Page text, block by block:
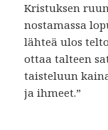
Kristuksen
nostamassa
lähteä ulos
ottaa talteen
taisteluun
ja ihmeet.”